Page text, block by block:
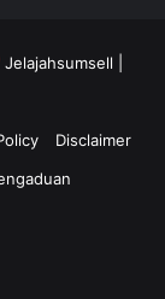
Jelajahsumsell
Disclaimer